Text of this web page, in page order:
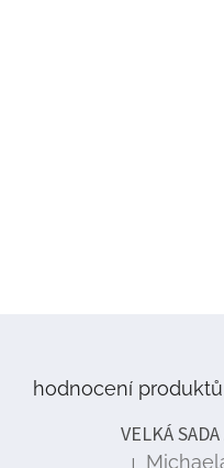
hodnocení produktů
VELKÁ